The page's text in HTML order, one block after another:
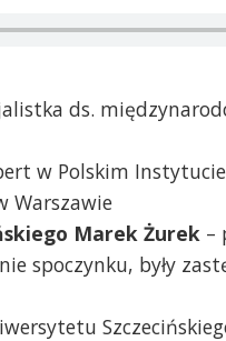
ds.
w Polskim
Warszawie
Marek Żurek –
spoczynku, były